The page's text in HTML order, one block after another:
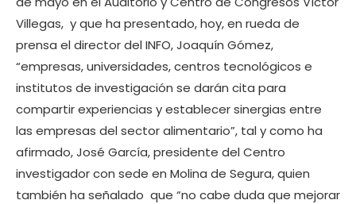
Villegas, y que ha presentado, hoy, en rueda de
prensa el director del INFO, Joaquín Gómez,
“empresas, universidades, centros tecnológicos e
institutos de investigación se darán cita para
compartir experiencias y establecer sinergias entre
las empresas del sector alimentario”, tal y como ha
afirmado, José García, presidente del Centro
investigador con sede en Molina de Segura, quien
también ha señalado que “no cabe duda que mejorar